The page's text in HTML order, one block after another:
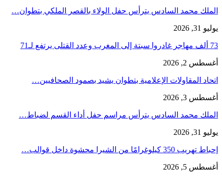
الملك محمد السادس يترأس حفل الولاء بالقصر الملكي بتطوان…
يوليو 31, 2026
73 ألف مهاجر غادروا سبتة إلى المغرب وعدد القتلى يرتفع لـ71
أغسطس 2, 2026
اتحاد المقاولات الإعلامية بتطوان يشيد بصمود الصحافيين…
أغسطس 3, 2026
الملك محمد السادس يترأس مراسم حفل أداء القسم لضباط…
يوليو 31, 2026
إحباط تهريب 350 كيلوغرامًا من الشيرا محشوة داخل قوالب…
أغسطس 5, 2026